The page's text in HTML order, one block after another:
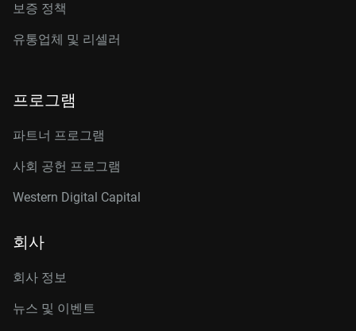
보증 정책
유통업체 및 리셀러
프로그램
파트너 프로그램
사회 공헌 프로그램
Western Digital Capital
회사
회사 정보
뉴스 및 이벤트